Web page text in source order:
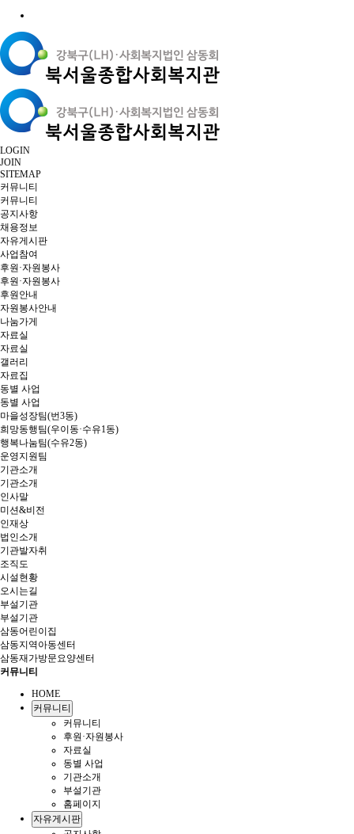
LOGIN
JOIN
SITEMAP
커뮤니티
커뮤니티
공지사항
채용정보
자유게시판
사업참여
후원·자원봉사
후원·자원봉사
후원안내
자원봉사안내
나눔가게
자료실
자료실
갤러리
자료집
동별 사업
동별 사업
마을성장팀(번3동)
희망동행팀(우이동·수유1동)
행복나눔팀(수유2동)
운영지원팀
기관소개
기관소개
인사말
미션&비전
인재상
법인소개
기관발자취
조직도
시설현황
오시는길
부설기관
부설기관
삼동어린이집
삼동지역아동센터
삼동재가방문요양센터
커뮤니티
HOME
커뮤니티
커뮤니티
후원·자원봉사
자료실
동별 사업
기관소개
부설기관
홈페이지
자유게시판